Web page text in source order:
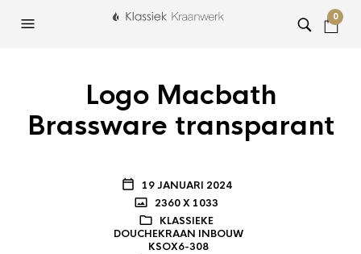
0
Logo Macbath
Brassware transparant
19 JANUARI 2024
2360 X 1033
KLASSIEKE
DOUCHEKRAAN INBOUW
KSOX6-308